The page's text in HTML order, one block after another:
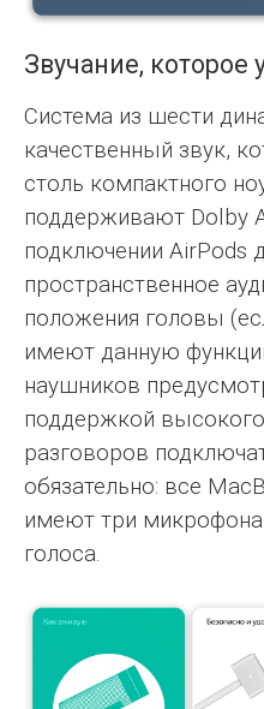
Звучание, которое
Система из шести
качественный звук,
столь компактного
поддерживают Dolby
подключении AirPods
пространственное
положения головы
имеют данную
наушников
поддержкой
разговоров
обязательно: все
имеют три микрофона
голоса.